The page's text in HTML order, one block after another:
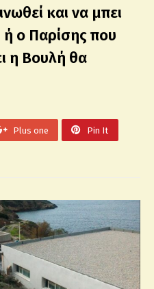
και να μπει
ο Παρίσης που
η Βουλή θα
Plus one Pin It